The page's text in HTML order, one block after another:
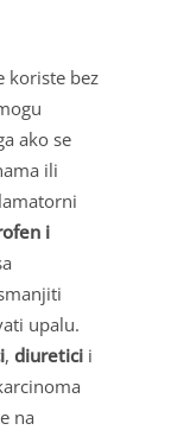
koriste bez
ako se
ili
i
upalu.
, diuretici i
na